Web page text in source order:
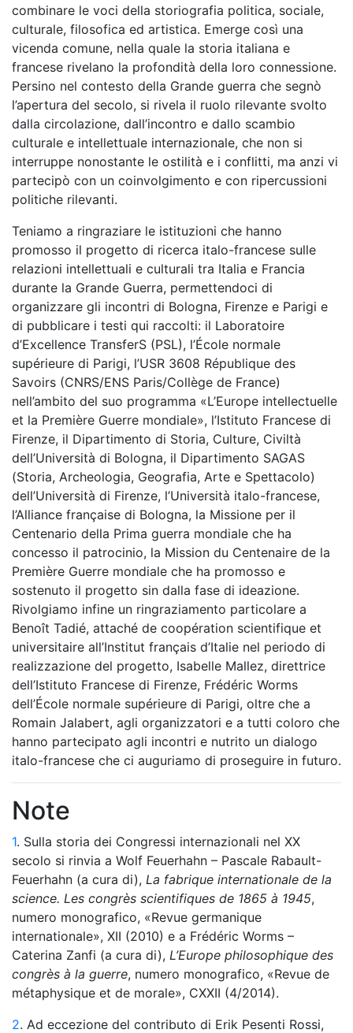
combinare le voci della storiografia politica, sociale,
culturale, filosofica ed artistica. Emerge così una
vicenda comune, nella quale la storia italiana e
francese rivelano la profondità della loro connessione.
Persino nel contesto della Grande guerra che segnò
l’apertura del secolo, si rivela il ruolo rilevante svolto
dalla circolazione, dall’incontro e dallo scambio
culturale e intellettuale internazionale, che non si
interruppe nonostante le ostilità e i conflitti, ma anzi vi
partecipò con un coinvolgimento e con ripercussioni
politiche rilevanti.
Teniamo a ringraziare le istituzioni che hanno
promosso il progetto di ricerca italo-francese sulle
relazioni intellettuali e culturali tra Italia e Francia
durante la Grande Guerra, permettendoci di
organizzare gli incontri di Bologna, Firenze e Parigi e
di pubblicare i testi qui raccolti: il Laboratoire
d’Excellence TransferS (PSL), l’École normale
supérieure di Parigi, l’USR 3608 République des
Savoirs (CNRS/ENS Paris/Collège de France)
nell’ambito del suo programma «L’Europe intellectuelle
et la Première Guerre mondiale», l’Istituto Francese di
Firenze, il Dipartimento di Storia, Culture, Civiltà
dell’Università di Bologna, il Dipartimento SAGAS
(Storia, Archeologia, Geografia, Arte e Spettacolo)
dell’Università di Firenze, l’Università italo-francese,
l’Alliance française di Bologna, la Missione per il
Centenario della Prima guerra mondiale che ha
concesso il patrocinio, la Mission du Centenaire de la
Première Guerre mondiale che ha promosso e
sostenuto il progetto sin dalla fase di ideazione.
Rivolgiamo infine un ringraziamento particolare a
Benoît Tadié, attaché de coopération scientifique et
universitaire all’Institut français d’Italie nel periodo di
realizzazione del progetto, Isabelle Mallez, direttrice
dell’Istituto Francese di Firenze, Frédéric Worms
dell’École normale supérieure di Parigi, oltre che a
Romain Jalabert, agli organizzatori e a tutti coloro che
hanno partecipato agli incontri e nutrito un dialogo
italo-francese che ci auguriamo di proseguire in futuro.
Note
1. Sulla storia dei Congressi internazionali nel XX
secolo si rinvia a Wolf Feuerhahn – Pascale Rabault-
Feuerhahn (a cura di), La fabrique internationale de la
science. Les congrès scientifiques de 1865 à 1945,
numero monografico, «Revue germanique
internationale», XII (2010) e a Frédéric Worms –
Caterina Zanfi (a cura di), L’Europe philosophique des
congrès à la guerre, numero monografico, «Revue de
métaphysique et de morale», CXXII (4/2014).
2. Ad eccezione del contributo di Erik Pesenti Rossi,